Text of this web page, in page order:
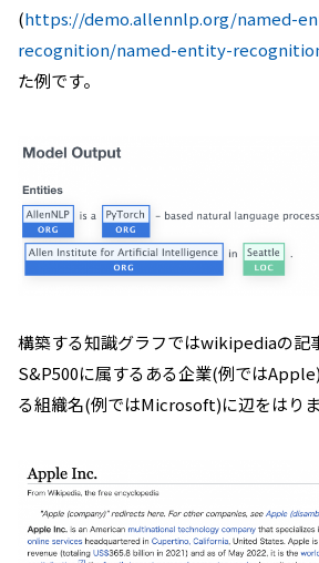
(https://demo.allennlp.org/named-
recognition/named-entity-
た例です。
構築する知識グラフではwikipediaの記
S&P500に属するある企業(例では
る組織名(例ではMicrosoft)に辺をはりま